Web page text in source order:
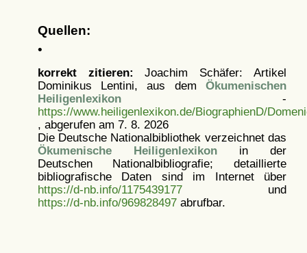
Quellen:
•
korrekt zitieren: Joachim Schäfer: Artikel
Dominikus Lentini, aus dem Ökumenischen
Heiligenlexikon-
https://www.heiligenlexikon.de/BiographienD/
, abgerufen am 7. 8. 2026
Die Deutsche Nationalbibliothek verzeichnet das
Ökumenische Heiligenlexikonin der
Deutschen Nationalbibliografie; detaillierte
bibliografische Daten sind im Internet über
https://d-nb.info/1175439177und
https://d-nb.info/969828497abrufbar.